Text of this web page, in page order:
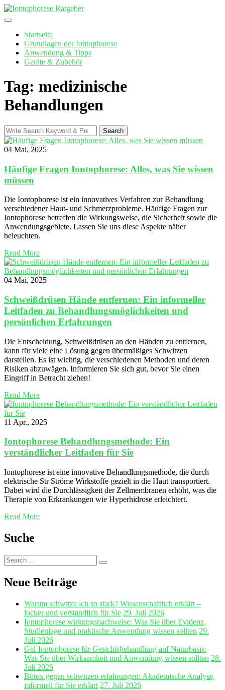
Skip
to
Startseite
Grundlagen der Iontophorese
Anwendung & Tipps
Geräte & Zubehör
Tag: medizinische
Behandlungen
Search
for:
Search
04 Mai, 2025
Häufige Fragen Iontophorese: Alles, was Sie wissen
müssen
Die Iontophorese ist ein innovatives Verfahren zur Behandlung
verschiedener Haut- und Schmerzprobleme. Häufige Fragen zur
Iontophorese betreffen die Wirkungsweise, die Sicherheit sowie die
Anwendungsgebiete. Lassen Sie uns diese Aspekte näher
beleuchten.
Read More
04 Mai, 2025
Schweißdrüsen Hände entfernen: Ein informeller
Leitfaden zu Behandlungsmöglichkeiten und
persönlichen Erfahrungen
Die Entscheidung, Schweißdrüsen an den Händen zu entfernen,
kann für viele eine Lösung gegen übermäßiges Schwitzen
darstellen. Es ist wichtig, die verschiedenen Methoden und deren
Risiken abzuwägen. Informieren Sie sich gut, bevor Sie einen
Eingriff in Betracht ziehen!
Read More
11 Apr., 2025
Iontophorese Behandlungsmethode: Ein
verständlicher Leitfaden für Sie
Iontophorese ist eine innovative Behandlungsmethode, die durch
elektrische Str Ströme Wirkstoffe gezielt in die Haut transportiert.
Dabei wird die Durchlässigkeit der Zellmembranen erhöht, was die
Therapie von Erkrankungen wie Hyperhidrose erleichtert.
Read More
Suche
Search
for:
Search
Neue Beiträge
Warum schwitze ich so stark? Wissenschaftlich erklärt –
locker und verständlich für Sie 29. Juli 2026
Iontophorese wirkungsnachweise: Was Sie über Evidenz,
Studienlage und praktische Anwendung wissen sollten 29.
Juli 2026
Gel‑Iontophorese für Gesichtsbehandlung auf Naturbasis:
Was Sie über Wirksamkeit und Anwendung wissen sollten 28.
Juli 2026
Botox gegen schwitzen erfahrungen: Akademische Analyse,
informell für Sie erklärt 27. Juli 2026